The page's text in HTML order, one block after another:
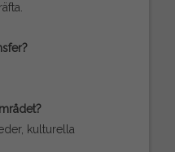
kulturella